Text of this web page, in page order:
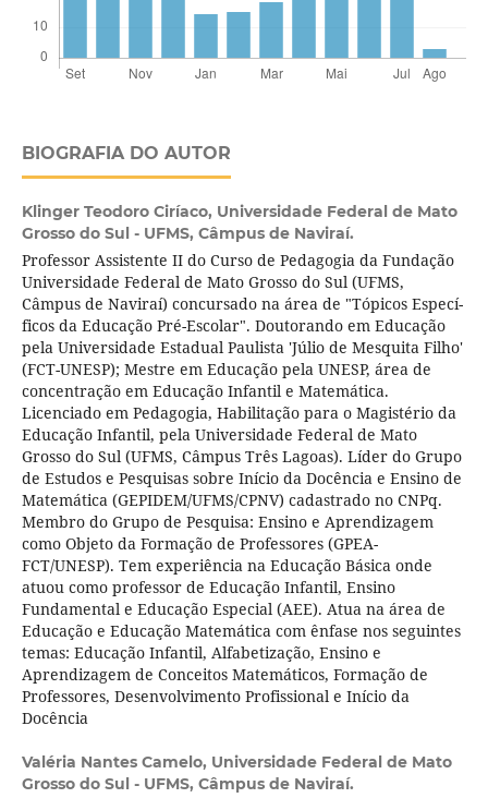
BIOGRAFIA DO AUTOR
Klinger Teodoro Ciríaco, Universidade Federal de Mato
Grosso do Sul - UFMS, Câmpus de Naviraí­.
Professor Assistente II do Curso de Pedagogia da Fundação
Universidade Federal de Mato Grosso do Sul (UFMS,
Câmpus de Naviraí­) concursado na área de "Tópicos Especí­
ficos da Educação Pré-Escolar". Doutorando em Educação
pela Universidade Estadual Paulista 'Júlio de Mesquita Filho'
(FCT-UNESP); Mestre em Educação pela UNESP, área de
concentração em Educação Infantil e Matemática.
Licenciado em Pedagogia, Habilitação para o Magistério da
Educação Infantil, pela Universidade Federal de Mato
Grosso do Sul (UFMS, Câmpus Três Lagoas). Lí­der do Grupo
de Estudos e Pesquisas sobre Iní­cio da Docência e Ensino de
Matemática (GEPIDEM/UFMS/CPNV) cadastrado no CNPq.
Membro do Grupo de Pesquisa: Ensino e Aprendizagem
como Objeto da Formação de Professores (GPEA-
FCT/UNESP). Tem experiência na Educação Básica onde
atuou como professor de Educação Infantil, Ensino
Fundamental e Educação Especial (AEE). Atua na área de
Educação e Educação Matemática com ênfase nos seguintes
temas: Educação Infantil, Alfabetização, Ensino e
Aprendizagem de Conceitos Matemáticos, Formação de
Professores, Desenvolvimento Profissional e Iní­cio da
Docência
Valéria Nantes Camelo, Universidade Federal de Mato
Grosso do Sul - UFMS, Câmpus de Naviraí­.